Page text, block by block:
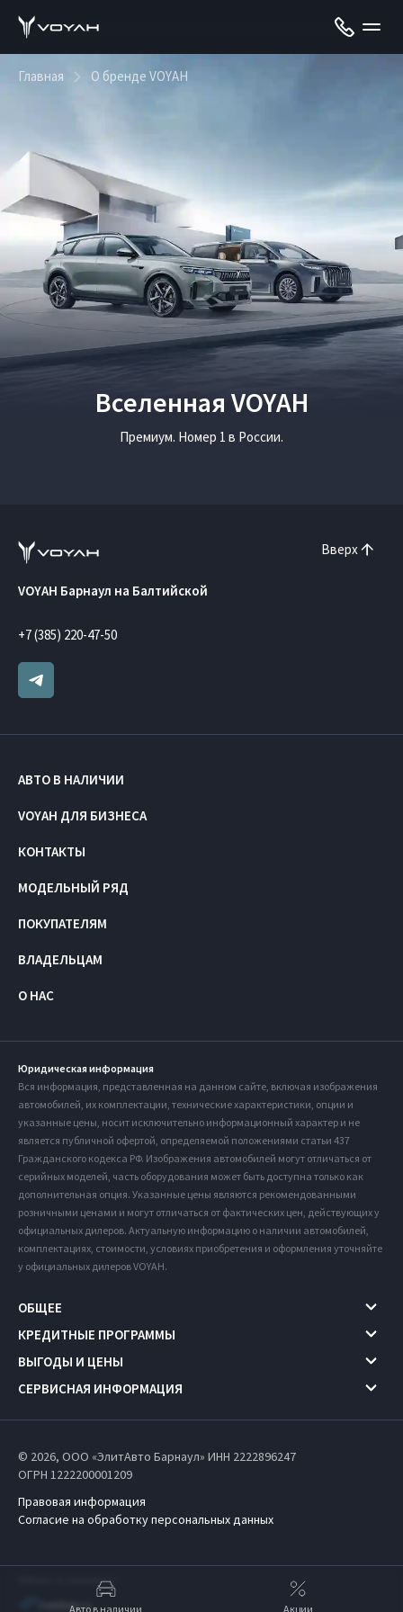
Главная О бренде VOYAH
Вселенная VOYAH
Премиум. Номер 1 в России.
Вверх
VOYAH Барнаул на Балтийской
+7 (385) 220-47-50
АВТО В НАЛИЧИИ
VOYAH ДЛЯ БИЗНЕСА
КОНТАКТЫ
МОДЕЛЬНЫЙ РЯД
ПОКУПАТЕЛЯМ
ВЛАДЕЛЬЦАМ
О НАС
Юридическая информация
Вся информация, представленная на данном сайте, включая изображения
автомобилей, их комплектации, технические характеристики, опции и
указанные цены, носит исключительно информационный характер и не
является публичной офертой, определяемой положениями статьи 437
Гражданского кодекса РФ. Изображения автомобилей могут отличаться от
серийных моделей, часть оборудования может быть доступна только как
дополнительная опция. Указанные цены являются рекомендованными
розничными ценами и могут отличаться от фактических цен, действующих у
официальных дилеров. Актуальную информацию о наличии автомобилей,
комплектациях, стоимости, условиях приобретения и оформления уточняйте
у официальных дилеров VOYAH.
ОБЩЕЕ
КРЕДИТНЫЕ ПРОГРАММЫ
ВЫГОДЫ И ЦЕНЫ
СЕРВИСНАЯ ИНФОРМАЦИЯ
© 2026, ООО «ЭлитАвто Барнаул» ИНН 2222896247
ОГРН 1222200001209
Правовая информация
Согласие на обработку персональных данных
Работает на технологиях
Авто в наличии Акции